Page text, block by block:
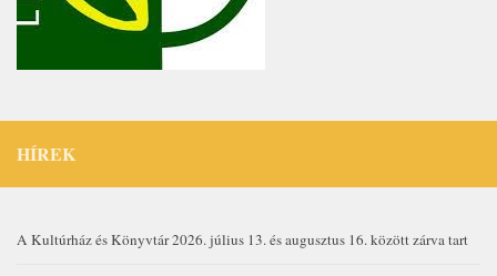
HÍREK
A Kultúrház és Könyvtár 2026. július 13. és augusztus 16. között zárva tart